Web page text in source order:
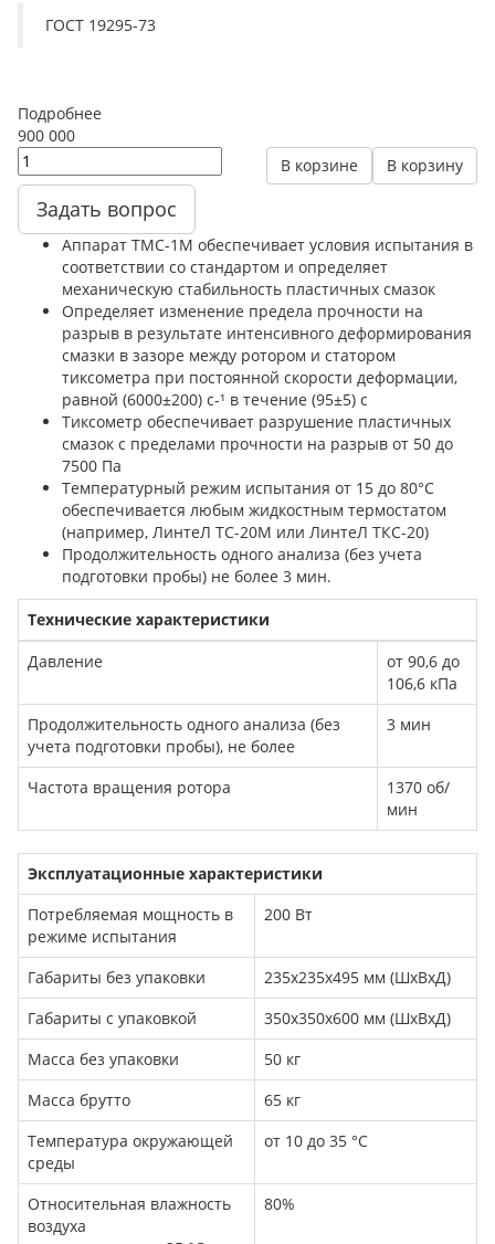
ГОСТ 19295-73
Подробнее
900 000
В корзину
В корзине
Задать вопрос
Аппарат ТМС-1М обеспечивает условия испытания в
соответствии со стандартом и определяет
механическую стабильность пластичных смазок
Определяет изменение предела прочности на
разрыв в результате интенсивного деформирования
смазки в зазоре между ротором и статором
тиксометра при постоянной скорости деформации,
равной (6000±200) с-¹ в течение (95±5) с
Тиксометр обеспечивает разрушение пластичных
смазок с пределами прочности на разрыв от 50 до
7500 Па
Температурный режим испытания от 15 до 80°С
обеспечивается любым жидкостным термостатом
(например, ЛинтеЛ ТС-20М или ЛинтеЛ ТКС-20)
Продолжительность одного анализа (без учета
подготовки пробы) не более 3 мин.
Технические характеристики
Давление
от 90,6 до
106,6 кПа
Продолжительность одного анализа (без
учета подготовки пробы), не более
3 мин
Частота вращения ротора
1370 об/
мин
Эксплуатационные характеристики
Потребляемая мощность в
режиме испытания
200 Вт
Габариты без упаковки
235х235х495 мм (ШхВхД)
Габариты с упаковкой
350х350х600 мм (ШхВхД)
Масса без упаковки
50 кг
Масса брутто
65 кг
Температура окружающей
среды
от 10 до 35 °C
Относительная влажность
воздуха
80%